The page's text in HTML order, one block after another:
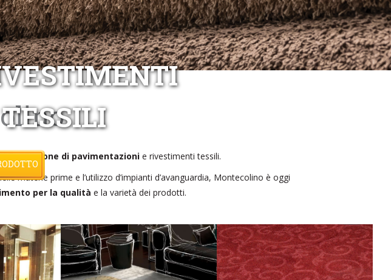
produzione di pavimentazionie rivestimenti tessili.
materie prime e l’utilizzo d’impianti d’avanguardia, Montecolino è oggi
per la qualità e la varietà dei prodotti.